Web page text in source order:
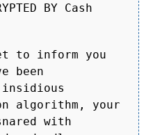
BY Cash
to inform you
been
insidious
algorithm, your
with